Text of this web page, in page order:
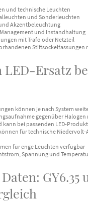
und technische Leuchten
und Sonderleuchten
Akzentbeleuchtung
und Instandhaltung
mit Trafo oder Netzteil
Stiftsockelfassungen
Ersatz
können je nach System
gegenüber Halogen
kann bei passenden LED-
für technische
für enge Leuchten verfügbar
Spannung und
GY6.35